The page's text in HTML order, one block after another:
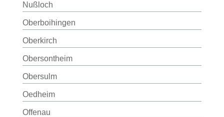
Nußloch
Oberboihingen
Oberkirch
Obersontheim
Obersulm
Oedheim
Offenau